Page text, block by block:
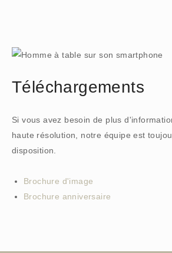
Téléchargements
Si vous avez besoin de plus
haute résolution, notre équipe est
disposition.
Brochure d'image
Brochure anniversaire